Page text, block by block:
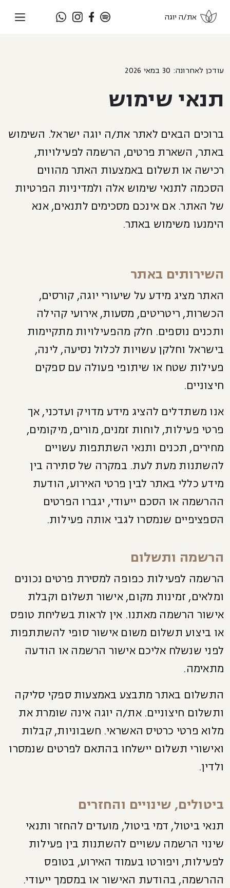
את/ה יוגה
עודכן לאחרונה: 30 במאי 2026
תנאי שימוש
ברוכים הבאים לאתר את/ה יוגה ישראל. השימוש
באתר, השארת פרטים, הרשמה לפעילויות,
רכישה או תשלום באמצעות האתר מהווים
הסכמה לתנאי שימוש אלה ולמדיניות הפרטיות
של האתר. אם אינכם מסכימים לתנאים, אנא
הימנעו משימוש באתר.
השירותים באתר
האתר מציג מידע על שיעורי יוגה, קורסים,
הכשרות, ריטריטים, מסעות, אירועי קהילה
ותכנים נוספים. חלק מהפעילויות מתקיימות
בישראל וחלקן עשויות לכלול נסיעה, לינה,
פעילות שטח או שיתופי פעולה עם ספקים
חיצוניים.
אנו משתדלים להציג מידע מדויק ועדכני, אך
פרטי פעילות, לוחות זמנים, מורים, מיקומים,
מחירים, תכנים ותנאי השתתפות עשויים
להשתנות מעת לעת. במקרה של סתירה בין
מידע כללי באתר לבין פרטי האירוע, הודעת
ההרשמה או הסכם ייעודי, יגברו הפרטים
הספציפיים שנמסרו לגבי אותה פעילות.
הרשמה ותשלום
הרשמה לפעילות כפופה למסירת פרטים נכונים
ומלאים, זמינות מקום, אישור תשלום וקבלת
אישור הרשמה מאתנו. אין לראות בשליחת טופס
או ביצוע תשלום משום אישור סופי להשתתפות
לפני שנשלח אליכם אישור הרשמה או הודעה
מתאימה.
התשלום באתר מתבצע באמצעות ספקי סליקה
ותשלום חיצוניים. את/ה יוגה אינה שומרת את
מלוא פרטי כרטיס האשראי. חשבוניות, קבלות
ואישורי תשלום יישלחו בהתאם לפרטים שנמסרו
ולדין.
ביטולים, שינויים והחזרים
תנאי ביטול, דמי ביטול, מועדים להחזר ותנאי
שינוי הרשמה עשויים להשתנות בין פעילות
לפעילות, ויפורטו בעמוד האירוע, בטופס
ההרשמה, בהודעת האישור או במסמך ייעודי.